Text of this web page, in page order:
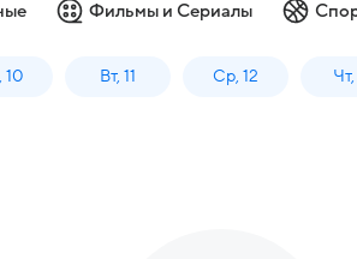
Фильмы и Сериалы
10 Вт, 11 Ср, 12 Чт,